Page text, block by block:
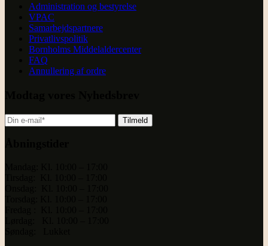
Administration og bestyrelse
VPAC
Samarbejdspartnere
Privatlivspolitik
Bornholms Middelaldercenter
FAQ
Annullering af ordre
Tilmeld